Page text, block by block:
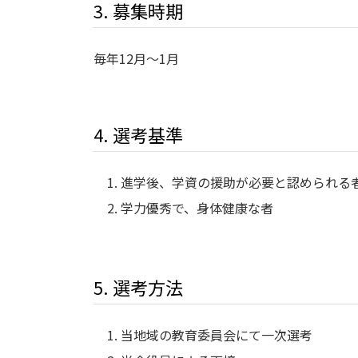
3. 募集時期
毎年12月～1月
4. 選考基準
進学後、学資の援助が必要と認められる
学力優秀で、身体健康な者
5. 選考方法
当地域の教育委員会にて一次選考